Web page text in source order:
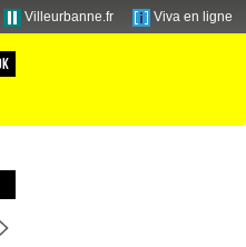
Villeurbanne.fr Viva en ligne